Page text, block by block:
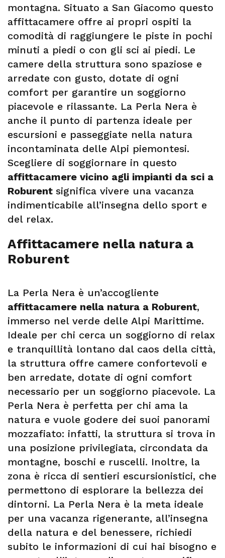
montagna. Situato a San Giacomo questo
affittacamere offre ai propri ospiti la
comodità di raggiungere le piste in pochi
minuti a piedi o con gli sci ai piedi. Le
camere della struttura sono spaziose e
arredate con gusto, dotate di ogni
comfort per garantire un soggiorno
piacevole e rilassante. La Perla Nera è
anche il punto di partenza ideale per
escursioni e passeggiate nella natura
incontaminata delle Alpi piemontesi.
Scegliere di soggiornare in questo
affittacamere vicino agli impianti da sci a
Roburent significa vivere una vacanza
indimenticabile all’insegna dello sport e
del relax.
Affittacamere nella natura a
Roburent
La Perla Nera è un’accogliente
affittacamere nella natura a Roburent,
immerso nel verde delle Alpi Marittime.
Ideale per chi cerca un soggiorno di relax
e tranquillità lontano dal caos della città,
la struttura offre camere confortevoli e
ben arredate, dotate di ogni comfort
necessario per un soggiorno piacevole. La
Perla Nera è perfetta per chi ama la
natura e vuole godere dei suoi panorami
mozzafiato: infatti, la struttura si trova in
una posizione privilegiata, circondata da
montagne, boschi e ruscelli. Inoltre, la
zona è ricca di sentieri escursionistici, che
permettono di esplorare la bellezza dei
dintorni. La Perla Nera è la meta ideale
per una vacanza rigenerante, all’insegna
della natura e del benessere, richiedi
subito le informazioni di cui hai bisogno e